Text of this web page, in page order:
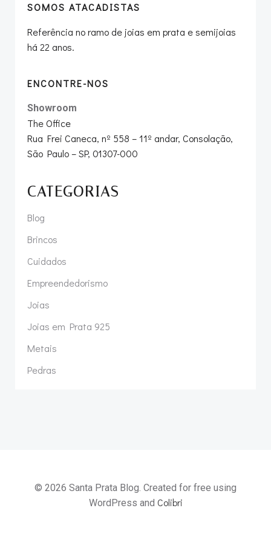
SOMOS ATACADISTAS
Referência no ramo de joias em prata e semijoias
há 22 anos.
ENCONTRE-NOS
Showroom
The Office
Rua Frei Caneca, nº 558 – 11º andar, Consolação,
São Paulo – SP, 01307-000
CATEGORIAS
Blog
Brincos
Cuidados
Empreendedorismo
Joias
Joias em Prata 925
Metais
Pedras
© 2026 Santa Prata Blog. Created for free using
WordPress and Colibri